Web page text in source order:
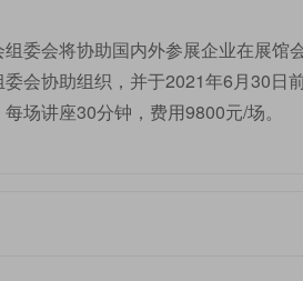
组委会将协助国内外参展企业在展
会协助组织，并于2021年6月30日
场讲座30分钟，费用9800元/场。